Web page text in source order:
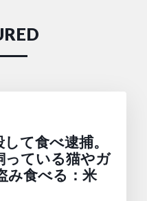
て食べ逮捕。
っている猫やガ
み食べる：米